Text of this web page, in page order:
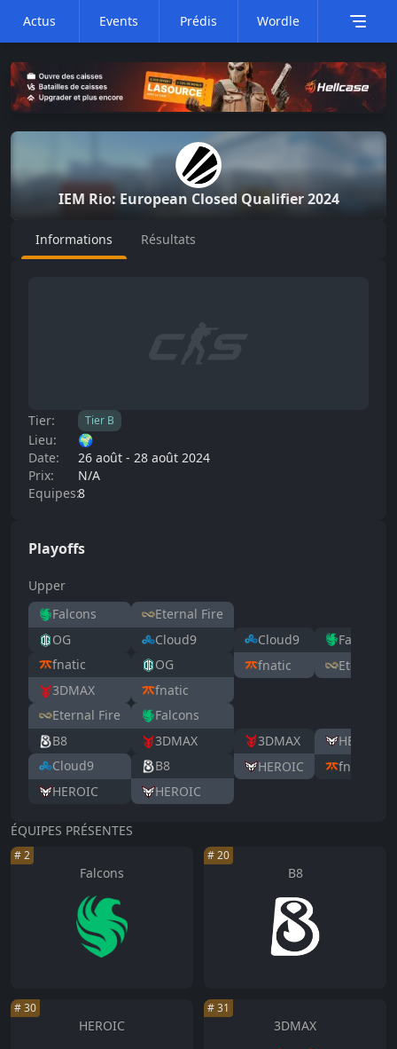
Actus Events Prédis Wordle
IEM Rio: European Closed Qualifier 2024
Informations Résultats
Tier: Tier B
Lieu:
🌍
Date:
26 août - 28 août 2024
Prix:
N/A
Equipes:8
Playoffs
Upper
Falcons
Eternal
HEROIC
fnatic
Cloud9
fnatic
3DMAX
HEROIC
Eternal Fire
Cloud9
OG
fnatic
Falcons
3DMAX
B8
HEROIC
Falcons
OG
fnatic
3DMAX
Eternal Fire
B8
Cloud9
HEROIC
ÉQUIPES PRÉSENTES
#2
Falcons
#20
B8
#30
HEROIC
#31
3DMAX